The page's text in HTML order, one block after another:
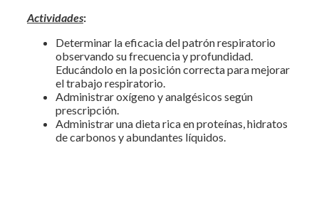
Actividades:
Determinar la eficacia del patrón respiratorio
observando su frecuencia y profundidad.
Educándolo en la posición correcta para mejorar
el trabajo respiratorio.
Administrar oxígeno y analgésicos según
prescripción.
Administrar una dieta rica en proteínas, hidratos
de carbonos y abundantes líquidos.